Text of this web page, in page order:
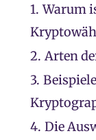
1. Warum
2. Arten
3.
4. Die